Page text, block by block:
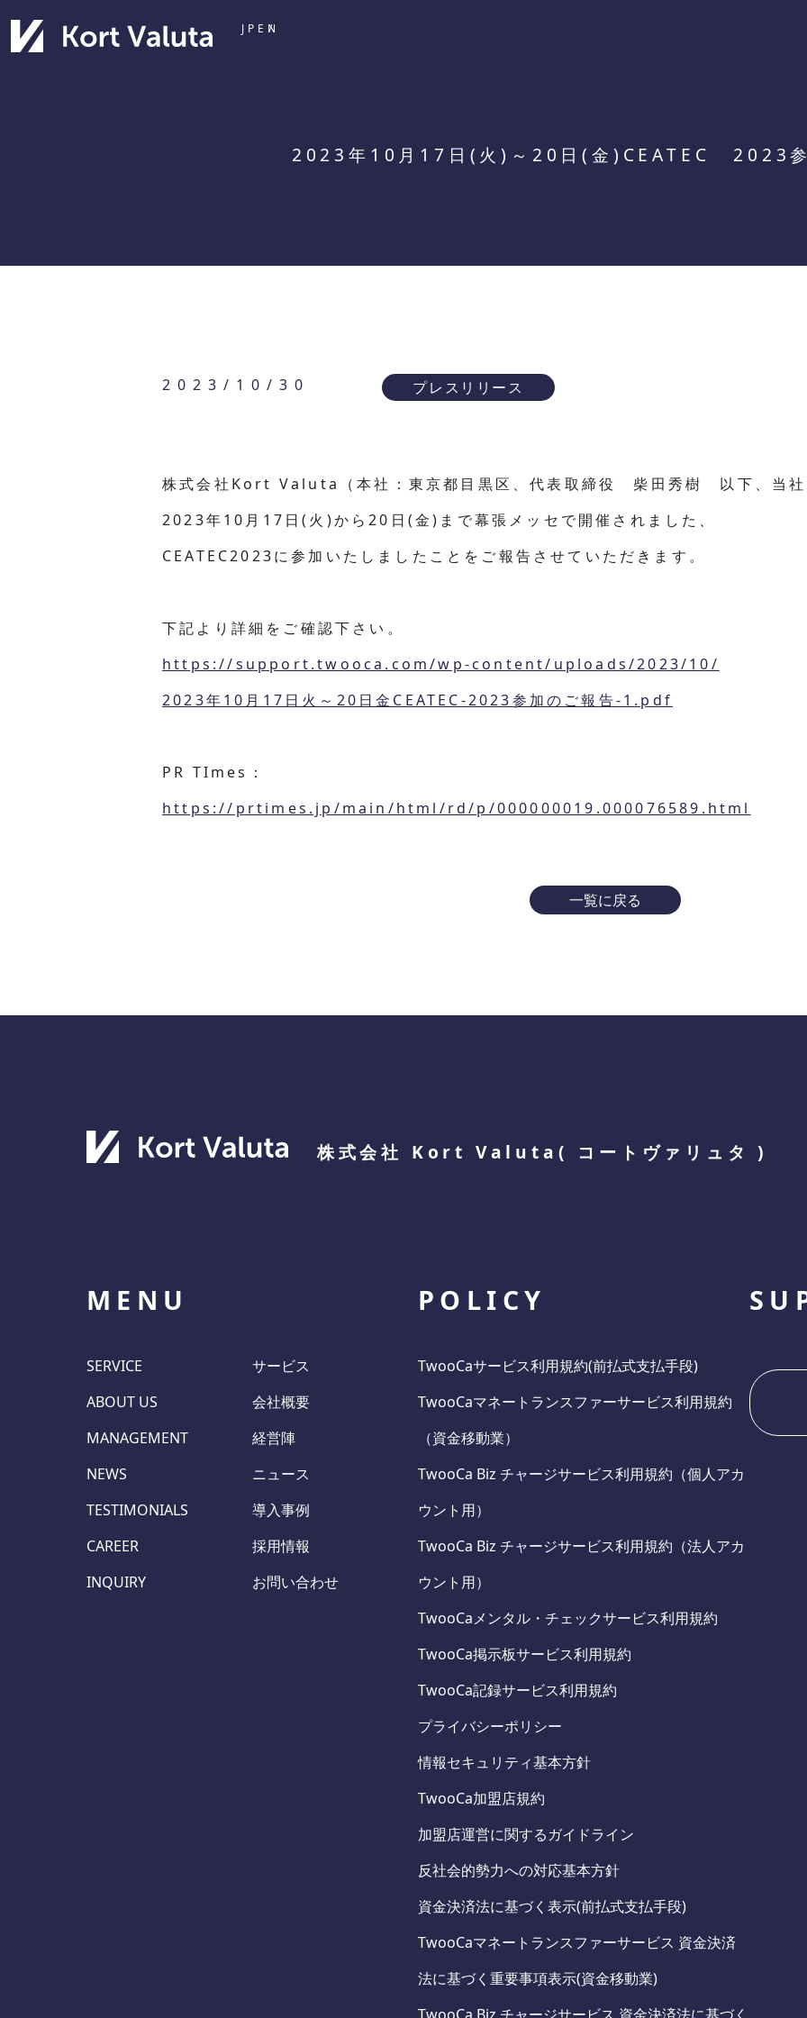
EN
JP
2023年10月17日(火)～20日(金)CEATEC 2023
2023/10/30 プレスリリース
株式会社Kort Valuta（本社：東京都目黒区、代表取締役 柴田秀樹 以下、当
2023年10月17日(火)から20日(金)まで幕張メッセで開催されました、
CEATEC2023に参加いたしましたことをご報告させていただきます。
下記より詳細をご確認下さい。
https://support.twooca.com/wp-content/uploads/2023/10/
2023年10月17日火～20日金CEATEC-2023参加のご報告-1.pdf
PR TImes：
https://prtimes.jp/main/html/rd/p/000000019.000076589.html
一覧に戻る
株式会社 Kort Valuta ( コートヴァリュタ)
MENU
SERVICE
サービス
ABOUT US
会社概要
MANAGEMENT
経営陣
NEWS
ニュース
TESTIMONIALS
導入事例
CAREER
採用情報
INQUIRY
お問い合わせ
POLICY
TwooCaサービス利用規約(前払式支払手段)
TwooCaマネートランスファーサービス利用規約
（資金移動業）
TwooCa Biz チャージサービス利用規約（個人アカ
ウント用）
TwooCa Biz チャージサービス利用規約（法人アカ
ウント用）
TwooCaメンタル・チェックサービス利用規約
TwooCa掲示板サービス利用規約
TwooCa記録サービス利用規約
プライバシーポリシー
情報セキュリティ基本方針
TwooCa加盟店規約
加盟店運営に関するガイドライン
反社会的勢力への対応基本方針
資金決済法に基づく表示(前払式支払手段)
TwooCaマネートランスファーサービス 資金決済
法に基づく重要事項表示(資金移動業)